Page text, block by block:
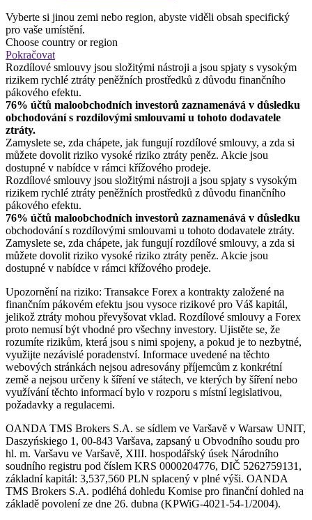
Vyberte si jinou zemi nebo region, abyste viděli obsah specifický
pro vaše umístění.
Choose country or region
Pokračovat
Rozdílové smlouvy jsou složitými nástroji a jsou spjaty s vysokým
rizikem rychlé ztráty peněžních prostředků z důvodu finančního
pákového efektu.
76% účtů maloobchodních investorů zaznamenává v důsledku
obchodování s rozdílovými smlouvami u tohoto dodavatele
ztráty.
Zamyslete se, zda chápete, jak fungují rozdílové smlouvy, a zda si
můžete dovolit riziko vysoké riziko ztráty peněz. Akcie jsou
dostupné v nabídce v rámci křížového prodeje.
Rozdílové smlouvy jsou složitými nástroji a jsou spjaty s vysokým
rizikem rychlé ztráty peněžních prostředků z důvodu finančního
pákového efektu.
76% účtů maloobchodních investorů zaznamenává v důsledku
obchodování s rozdílovými smlouvami u tohoto dodavatele ztráty.
Zamyslete se, zda chápete, jak fungují rozdílové smlouvy, a zda si
můžete dovolit riziko vysoké riziko ztráty peněz. Akcie jsou
dostupné v nabídce v rámci křížového prodeje.
Upozornění na riziko: Transakce Forex a kontrakty založené na
finančním pákovém efektu jsou vysoce rizikové pro Váš kapitál,
jelikož ztráty mohou převyšovat vklad. Rozdílové smlouvy a Forex
proto nemusí být vhodné pro všechny investory. Ujistěte se, že
rozumíte rizikům, která jsou s nimi spojeny, a pokud je to nezbytné,
využijte nezávislé poradenství. Informace uvedené na těchto
webových stránkách nejsou adresovány příjemcům z konkrétní
země a nejsou určeny k šíření ve státech, ve kterých by šíření nebo
využívání těchto informací bylo v rozporu s místní legislativou,
požadavky a regulacemi.
OANDA TMS Brokers S.A. se sídlem ve Varšavě v Warsaw UNIT,
Daszyńskiego 1, 00-843 Varšava, zapsaný u Obvodního soudu pro
hl. m. Varšavu ve Varšavě, XIII. hospodářský úsek Národního
soudního registru pod číslem KRS 0000204776, DIČ 5262759131,
základní kapitál: 3,537,560 PLN splacený v plné výši. OANDA
TMS Brokers S.A. podléhá dohledu Komise pro finanční dohled na
základě povolení ze dne 26. dubna (KPWiG-4021-54-1/2004).